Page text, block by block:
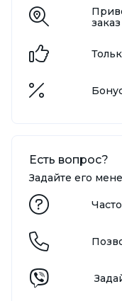
заказ
Есть вопрос?
Задайте его